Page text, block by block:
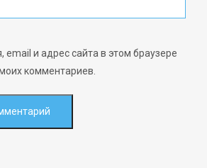
email и адрес сайта в этом браузере
комментариев.